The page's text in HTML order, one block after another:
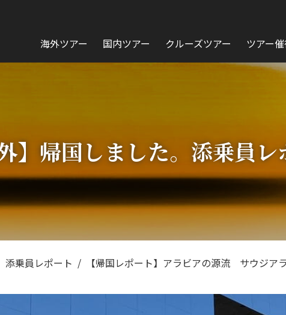
海外ツアー 国内ツアー クルーズツアー ツアー
外】帰国しました。添乗員レ
添乗員レポート 【帰国レポート】アラビアの源流 サウジ